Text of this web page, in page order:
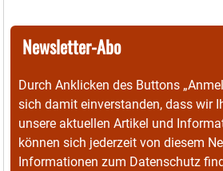
Newsletter-Abo
Durch Anklicken des Buttons
sich damit einverstanden, dass wir
unsere aktuellen Artikel und
können sich jederzeit von diesem
Informationen zum Datenschutz